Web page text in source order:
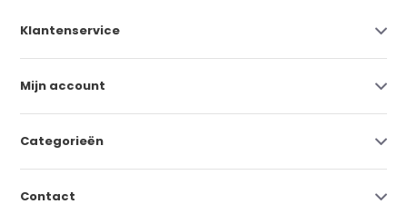
Klantenservice
Mijn account
Categorieën
Contact